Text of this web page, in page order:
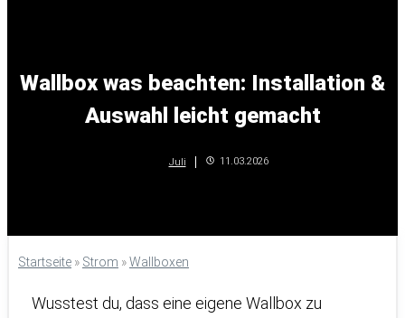
Wallbox was beachten: Installation &
Auswahl leicht gemacht
Juli 11.03.2026
Startseite » Strom »Wallboxen
Wusstest du, dass eine eigene Wallbox zu